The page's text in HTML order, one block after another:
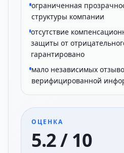
ограниченная
структуры компании
отсутствие
защиты от
гарантировано
мало независимых
верифицированной
ОЦЕНКА
5.2 / 10